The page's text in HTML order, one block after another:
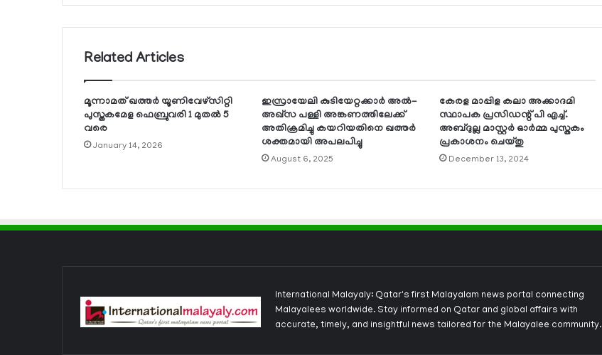
Related Articles
മൂന്നാമത് ഖത്തര്‍ യൂണിവേഴ്സിറ്റി
പുസ്തകമേള ഫെബ്രുവരി 1 മുതല്‍ 5
വരെ
January 14, 2026
ഇസ്രായേലി കുടിയേറ്റക്കാര്‍ അല്‍-
അഖ്സ പള്ളി അങ്കണത്തിലേക്ക്
അതിക്രമിച്ചു കയറിയതിനെ ഖത്തര്‍
ശക്തമായി അപലപിച്ചു
August 6, 2025
കേരള മാപ്പിള കലാ അക്കാദമി
സ്ഥാപക പ്രസിഡന്റ് പി എച്ച്.
അബ്ദുല്ല മാസ്റ്റര്‍ ഓര്‍മ്മ പുസ്തകം
പ്രകാശനം ചെയ്തു
December 13, 2024
International Malayaly: Qatar's first Malayalam news portal connecting
Malayalees worldwide. Stay informed on Qatar and global affairs with
accurate, timely, and insightful news tailored for the Malayalee community.